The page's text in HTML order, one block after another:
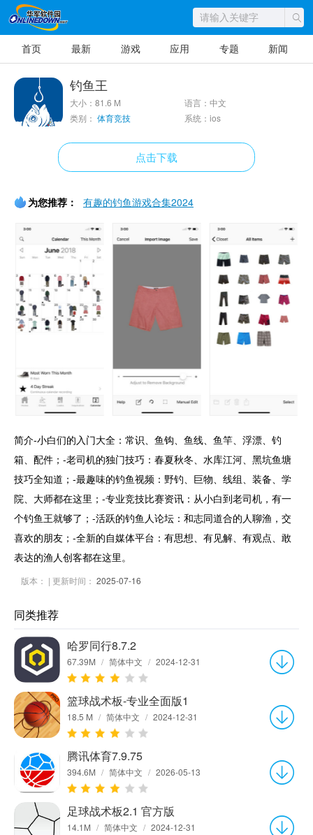
首页 最新 游戏 应用 专题 新闻
钓鱼王
大小：81.6 M
语言：中文
类别： 体育竞技 系统：ios
点击下载
为您推荐： 有趣的钓鱼游戏合集2024
简介-小白们的入门大全：常识、鱼钩、鱼线、鱼竿、浮漂、钓
箱、配件；-老司机的独门技巧：春夏秋冬、水库江河、黑坑鱼塘
技巧全知道；-最趣味的钓鱼视频：野钓、巨物、线组、装备、学
院、大师都在这里；-专业竞技比赛资讯：从小白到老司机，有一
个钓鱼王就够了；-活跃的钓鱼人论坛：和志同道合的人聊渔，交
喜欢的朋友；-全新的自媒体平台：有思想、有见解、有观点、敢
表达的渔人创客都在这里。
版本： | 更新时间： 2025-07-16
同类推荐
哈罗同行8.7.2
67.39M / 简体中文 / 2024-12-31
篮球战术板-专业全面版1
18.5 M / 简体中文 / 2024-12-31
腾讯体育7.9.75
394.6M / 简体中文 / 2026-05-13
足球战术板2.1 官方版
14.1M / 简体中文 / 2024-12-31